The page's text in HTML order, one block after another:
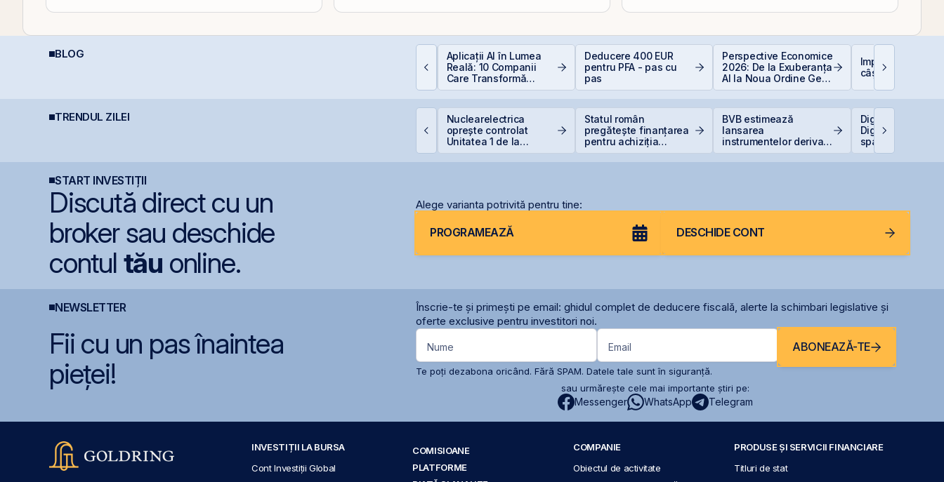
BLOG
REIT-urile de
Aplicații AI în Lumea
Reală: 10 Companii
Care Transformă
Industriile
Deducere 400 EUR
pentru PFA - pas cu
pas
Perspective Economice
2026: De la Exuberanța
AI la Noua Ordine Geo-
Economică
Impozitarea
câștigurilor la
TRENDUL ZILEI
BERD vinde 1% din
Nuclearelectrica
oprește controlat
Unitatea 1 de la
Statul român
pregătește finanțarea
pentru achiziția
BVB estimează
lansarea
instrumentelor derivate
Digi pregătește
Digi Spain pe
spaniole
START INVESTIȚII
Discută direct cu un
broker sau deschide
contul tău online.
Alege varianta potrivită pentru tine:
PROGRAMEAZĂ DESCHIDE CONT
NEWSLETTER
Înscrie-te și primești pe email: ghidul complet de deducere fiscală, alerte la schimbari legislative și
oferte exclusive pentru investitori noi.
Fii cu un pas înaintea
pieței!
Nume Email ABONEAZĂ-TE
Te poți dezabona oricând. Fără SPAM. Datele tale sunt în siguranță.
sau urmărește cele mai importante știri pe:
Messenger WhatsApp Telegram
INVESTIȚII LA BURSA
Cont Investiții Global
COMISIOANE
PLATFORME
COMPANIE
Obiectul de activitate
PRODUSE ȘI SERVICII FINANCIARE
Titluri de stat